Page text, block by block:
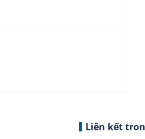
Liên kết